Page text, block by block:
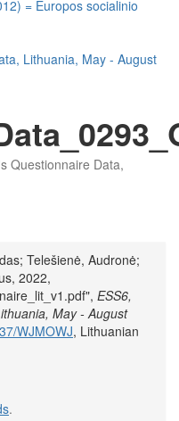
= Europos socialinio
Lithuania, May - August
Questionnaire Data,
Telešienė, Audronė;
2022,
ESS6,
May - August
WJMOWJ, Lithuanian
.